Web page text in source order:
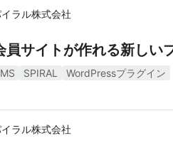
イラル株式会社
サイトが作れる新しい
SPIRAL
WordPressプラグイン
イラル株式会社